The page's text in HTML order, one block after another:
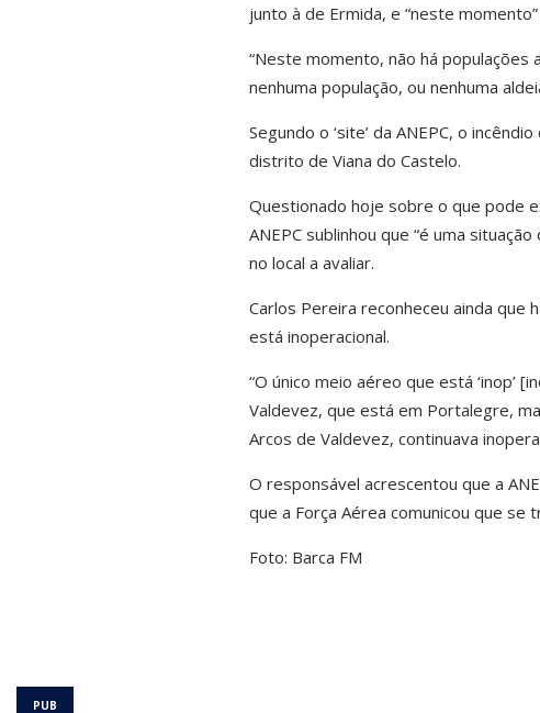
junto à de Ermida, e “neste
“Neste momento, não há populações
nenhuma população, ou nenhuma
Segundo o ‘site’ da ANEPC, o
distrito de Viana do Castelo.
Questionado hoje sobre o que pode
ANEPC sublinhou que “é uma
no local a avaliar.
Carlos Pereira reconheceu ainda que
está inoperacional.
“O único meio aéreo que está ‘inop’
Valdevez, que está em Portalegre,
Arcos de Valdevez, continuava
O responsável acrescentou que a
que a Força Aérea comunicou que se
Foto: Barca FM